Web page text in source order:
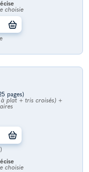
choisie
pages)
à plat + tris croisés) +
choisie